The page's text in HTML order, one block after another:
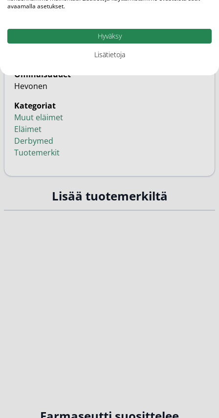
EAN
Perhe
Ominaisuudet
Hevonen
Kategoriat
Muut eläimet
Eläimet
Derbymed
Tuotemerkit
Lisää tuotemerkiltä
avaamalla asetukset.
Hyväksy
Lisätietoja